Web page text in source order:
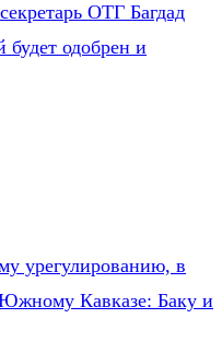
ОТГ Багдад
одобрен и
урегулированию, в
Южному Кавказе: Баку и